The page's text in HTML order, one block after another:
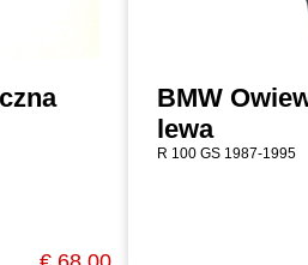
BMW
lewa
R 100 GS 1987-1995